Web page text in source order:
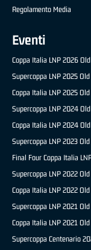
Regolamento Media
Eventi
Coppa Italia LNP 2026
Supercoppa LNP 2025
Coppa Italia LNP 2025
Supercoppa LNP 2024
Coppa Italia LNP 2024
Supercoppa LNP 2023
Final Four Coppa Italia
Supercoppa LNP 2022
Coppa Italia LNP 2022
Supercoppa LNP 2021
Coppa Italia LNP 2021
Supercoppa Centenario